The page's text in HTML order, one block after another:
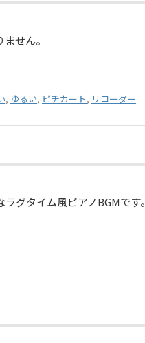
せん。
, ゆるい, ピチカート, リコーダー
グタイム風ピアノBGMです。